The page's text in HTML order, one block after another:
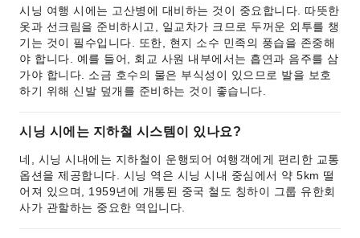
시닝 여행 시에는 고산병에 대비하는 것이 중요합니다. 따뜻한
옷과 선크림을 준비하시고, 일교차가 크므로 두꺼운 외투를 챙
기는 것이 필수입니다. 또한, 현지 소수 민족의 풍습을 존중해
야 합니다. 예를 들어, 회교 사원 내부에서는 흡연과 음주를 삼
가야 합니다. 소금 호수의 물은 부식성이 있으므로 발을 보호
하기 위해 신발 덮개를 준비하는 것이 좋습니다.
시닝 시에는 지하철 시스템이 있나요?
네, 시닝 시내에는 지하철이 운행되어 여행객에게 편리한 교통
옵션을 제공합니다. 시닝 역은 시닝 시내 중심에서 약 5km 떨
어져 있으며, 1959년에 개통된 중국 철도 칭하이 그룹 유한회
사가 관할하는 중요한 역입니다.